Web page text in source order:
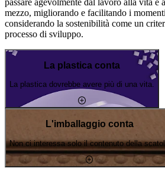
passare agevolmente dal lavoro alla vita e
mezzo, migliorando e facilitando i
considerando la sostenibilità come un
processo di sviluppo.
La plastica conta
La plastica dovrebbe avere più di una vita.
L'imballaggio conta
Non ci interessa solo il contenuto della